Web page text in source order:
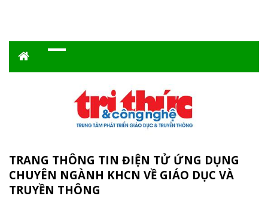
TRANG THÔNG TIN ĐIỆN TỬ ỨNG DỤNG
CHUYÊN NGÀNH KHCN VỀ GIÁO DỤC VÀ
TRUYỀN THÔNG